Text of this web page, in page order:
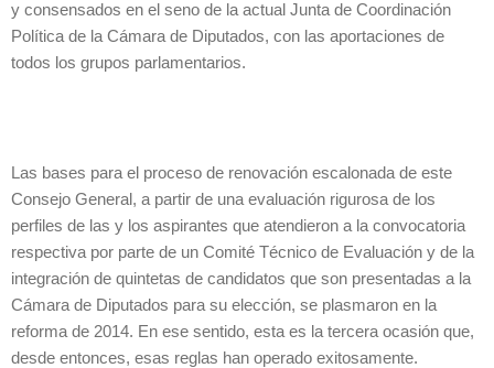
y consensados en el seno de la actual Junta de Coordinación
Política de la Cámara de Diputados, con las aportaciones de
todos los grupos parlamentarios.
Las bases para el proceso de renovación escalonada de este
Consejo General, a partir de una evaluación rigurosa de los
perfiles de las y los aspirantes que atendieron a la convocatoria
respectiva por parte de un Comité Técnico de Evaluación y de la
integración de quintetas de candidatos que son presentadas a la
Cámara de Diputados para su elección, se plasmaron en la
reforma de 2014. En ese sentido, esta es la tercera ocasión que,
desde entonces, esas reglas han operado exitosamente.